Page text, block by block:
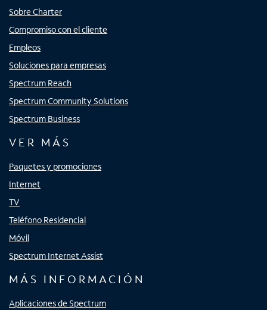
Sobre Charter
Compromiso con el cliente
Empleos
Soluciones para empresas
Spectrum Reach
Spectrum Community Solutions
Spectrum Business
VER MÁS
Paquetes y promociones
Internet
TV
Teléfono Residencial
Móvil
Spectrum Internet Assist
MÁS INFORMACIÓN
Aplicaciones de Spectrum